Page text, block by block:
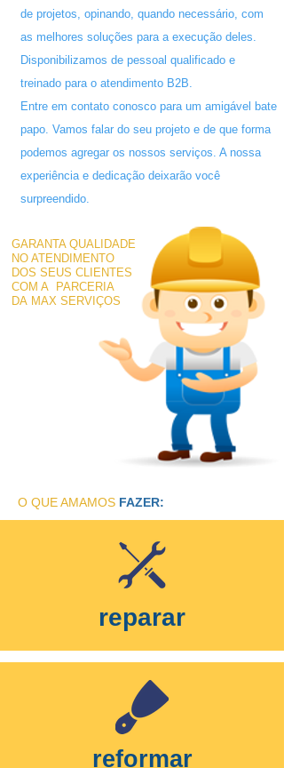
de projetos, opinando, quando necessário, com
as melhores soluções para a execução deles.
Disponibilizamos de pessoal qualificado e
treinado para o atendimento B2B.
Entre em contato conosco para um amigável bate
papo. Vamos falar do seu projeto e de que forma
podemos agregar os nossos serviços. A nossa
experiência e dedicação deixarão você
surpreendido.
GARANTA QUALIDADE
NO ATENDIMENTO
DOS SEUS CLIENTES
COM A PARCERIA
DA MAX SERVIÇOS
O QUE AMAMOS FAZER:
reparar
reformar